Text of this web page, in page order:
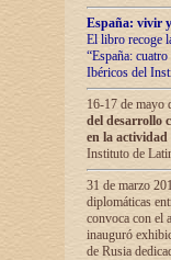
España: vivir
El libro recoge
“España:
Ibéricos del
16-17 de mayo
del desarrollo
en la
Instituto de
31 de marzo
diplomáticas
convoca con el
inauguró
de Rusia